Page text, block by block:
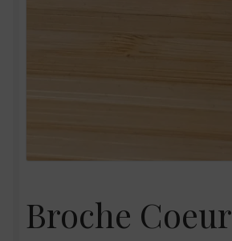
Broche Coeur